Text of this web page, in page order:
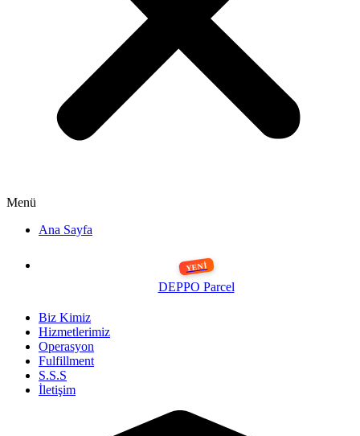
Menü
Ana Sayfa
DEPPO Parcel
Biz Kimiz
Hizmetlerimiz
Operasyon
Fulfillment
S.S.S
İletişim